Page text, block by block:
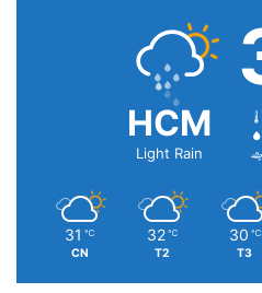
Nếu bạn là người đam mê
nâng cấp trên iPhone 11 Pro
HCM
Light Rain
31 ℃
CN
32 ℃
T2
30 ℃
T3